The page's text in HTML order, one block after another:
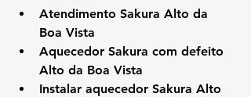
Atendimento Sakura Alto da
Boa Vista
Aquecedor Sakura com defeito
Alto da Boa Vista
Instalar aquecedor Sakura Alto